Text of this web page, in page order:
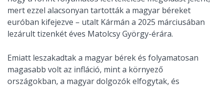
mert ezzel alacsonyan tartották a magyar béreket
euróban kifejezve – utalt Kármán a 2025 márciusában
lezárult tizenkét éves Matolcsy György-érára.
Emiatt leszakadtak a magyar bérek és folyamatosan
magasabb volt az infláció, mint a környező
országokban, a magyar dolgozók elfogytak, és